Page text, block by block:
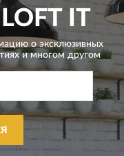
LOFT IT
о эксклюзивных
и многом другом